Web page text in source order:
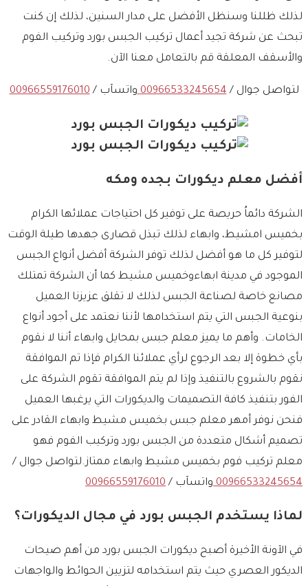
لذلك ظللنا وسنظل الأفضل على مدار السنين، لذلك إن كنت
تبحث عن شركة تجيد أعمال تركيب الجبس بورد وتركيب الفوم
والأسقف المعلقة قم بالتعامل معنا الآن.
لتواصل جوال /00966533245654 واتسآب /00966559176010
أفضل معلم ديكورات بجده ومكه
الشركة دائماُ حريصة على توفير كل احتياجات عملائها الكرام
بخميس امشيط، وابهاء لذلك تبذل قصارى جهدها طيلة الوقت
لتوفير كل ما هو أفضل لذلك توفر الشركة أفضل أنواع الجبس
الموجود في مدينة ابهاءوخميس مشيط كما أن الشركة تمتلك
مصانع خاصة لصناعة الجبس لذلك لا تقلق عزيزنا العميل
بنوعية الجبس التي يتم استخدامها لأننا نعتمد على أجود أنواع
الخامات. وأهم ما يميز معلم جبس بمحايل وابهاء أننا لا نقوم
بأي خطوة إلا بعد الرجوع لرأي عملائنا الكرام فإذا تم الموافقة
نقوم بالشروع بالتنفيذ وإذا لم يتم الموافقة تقوم الشركة على
الفور بتنفيذ كافة التصميمات والديكورات التي يرغبها العميل
فنحن نوفر أمهر معلم جبس بخميس مشيط وابهاء القادر على
تصميم أشكال متعددة من الجبس بورد وتركيب الفوم فهو
معلم تركيب فوم بخميس مشيط وابهاء ممتاز.لتواصل جوال /
00966533245654 واتسآب /00966559176010
لماذا يستخدم الجبس بورد في مجال الديكورات؟
في الآونة الأخيرة أصبح ديكورات الجبس بورد من أهم صيحات
الديكور العصري حيث يتم استخدامه لتزيين الحوائط والواجهات